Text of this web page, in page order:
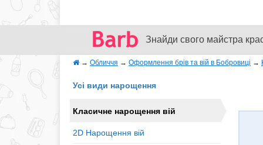
Знайди свого майстра
→ Обличчя → Оформлення брів та вій в Бобровиці →
Усі види нарощення
Класичне нарощення вій
2D Нарощення вій